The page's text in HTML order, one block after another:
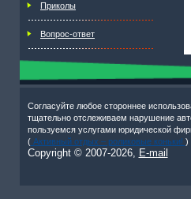
Приколы
Вопрос-ответ
Согласуйте любое стороннее
тщательно отслеживаем нарушение
пользуемся услугами юридической
(Активный отдых – роликовые коньки! ) .
Copyright © 2007-2026, E-mail